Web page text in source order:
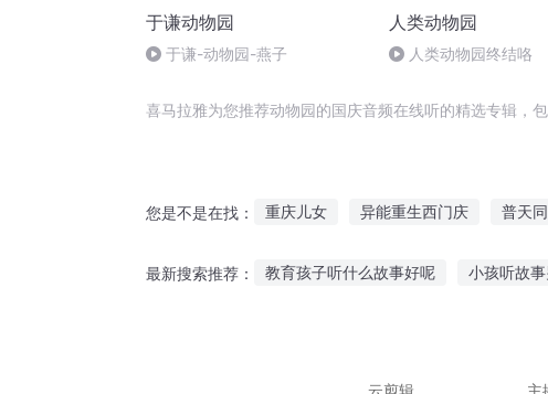
于谦动物园
于谦-动物园-燕子
人类动物园
人类动物园终结咯
喜马拉雅为您推荐动物园的国庆音频在线听的精选专辑，
您是不是在找： 重庆儿女 异能重生西门庆 普天
最新搜索推荐： 教育孩子听什么故事好呢 小孩听故
云剪辑
主